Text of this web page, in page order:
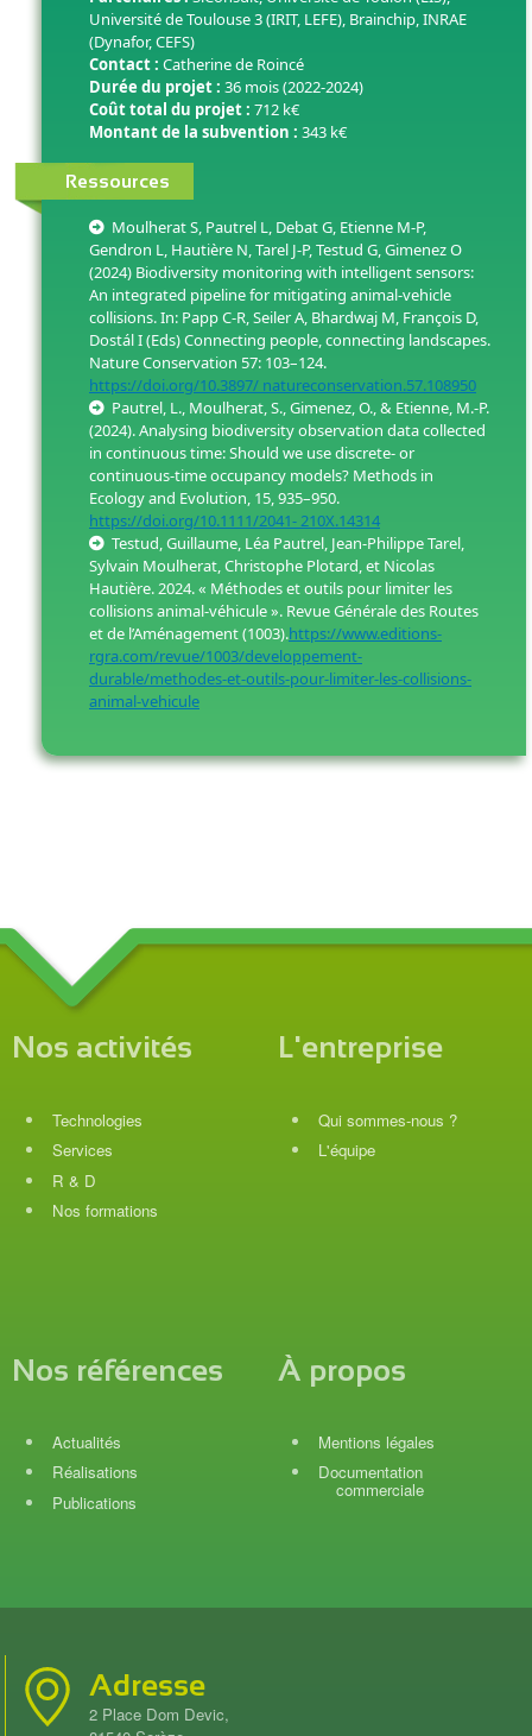
Université de Toulouse 3 (IRIT, LEFE), Brainchip, INRAE
(Dynafor, CEFS)
Contact : Catherine de Roincé
Durée du projet : 36 mois (2022-2024)
Coût total du projet : 712 k€
Montant de la subvention : 343 k€
Ressources
Moulherat S, Pautrel L, Debat G, Etienne M-P,
Gendron L, Hautière N, Tarel J-P, Testud G, Gimenez O
(2024) Biodiversity monitoring with intelligent sensors:
An integrated pipeline for mitigating animal-vehicle
collisions. In: Papp C-R, Seiler A, Bhardwaj M, François D,
Dostál I (Eds) Connecting people, connecting landscapes.
Nature Conservation 57: 103–124.
https://doi.org/10.3897/ natureconservation.57.108950
Pautrel, L., Moulherat, S., Gimenez, O., & Etienne, M.-P.
(2024). Analysing biodiversity observation data collected
in continuous time: Should we use discrete- or
continuous-time occupancy models? Methods in
Ecology and Evolution, 15, 935–950.
https://doi.org/10.1111/2041- 210X.14314
Testud, Guillaume, Léa Pautrel, Jean-Philippe Tarel,
Sylvain Moulherat, Christophe Plotard, et Nicolas
Hautière. 2024. « Méthodes et outils pour limiter les
collisions animal-véhicule ». Revue Générale des Routes
et de l’Aménagement (1003).https://www.editions-
rgra.com/revue/1003/developpement-
durable/methodes-et-outils-pour-limiter-les-collisions-
animal-vehicule
Nos activités
Technologies
Services
R & D
Nos formations
L'entreprise
Qui sommes-nous ?
L'équipe
Nos références
Actualités
Réalisations
Publications
À propos
Mentions légales
Documentation
commerciale
Adresse
2 Place Dom Devic,